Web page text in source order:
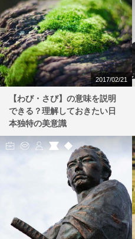
2017/02/21
【わび・さび】の意味を説明
できる？理解しておきたい日
本独特の美意識